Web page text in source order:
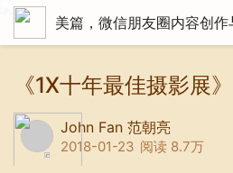
美篇，微信朋友圈内容创作
《1X十年最佳摄影展
John Fan 范朝亮
2018-01-23 阅读 8.7万